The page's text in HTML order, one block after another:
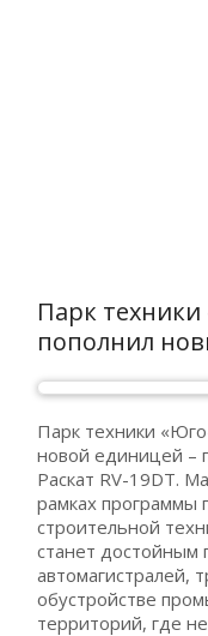
Парк
пополнил
Парк техники
новой единицей –
Раскат RV-19DT.
рамках программы
строительной
станет достойным
автомагистралей,
обустройстве
территорий, где